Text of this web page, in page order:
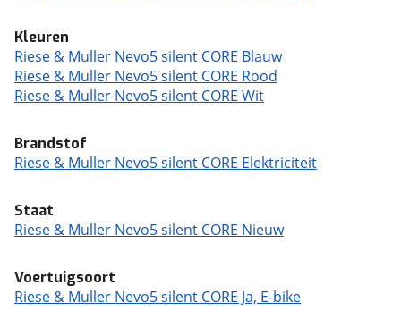
Kleuren
Riese & Muller Nevo5 silent CORE Blauw
Riese & Muller Nevo5 silent CORE Rood
Riese & Muller Nevo5 silent CORE Wit
Brandstof
Riese & Muller Nevo5 silent CORE Elektriciteit
Staat
Riese & Muller Nevo5 silent CORE Nieuw
Voertuigsoort
Riese & Muller Nevo5 silent CORE Ja, E-bike